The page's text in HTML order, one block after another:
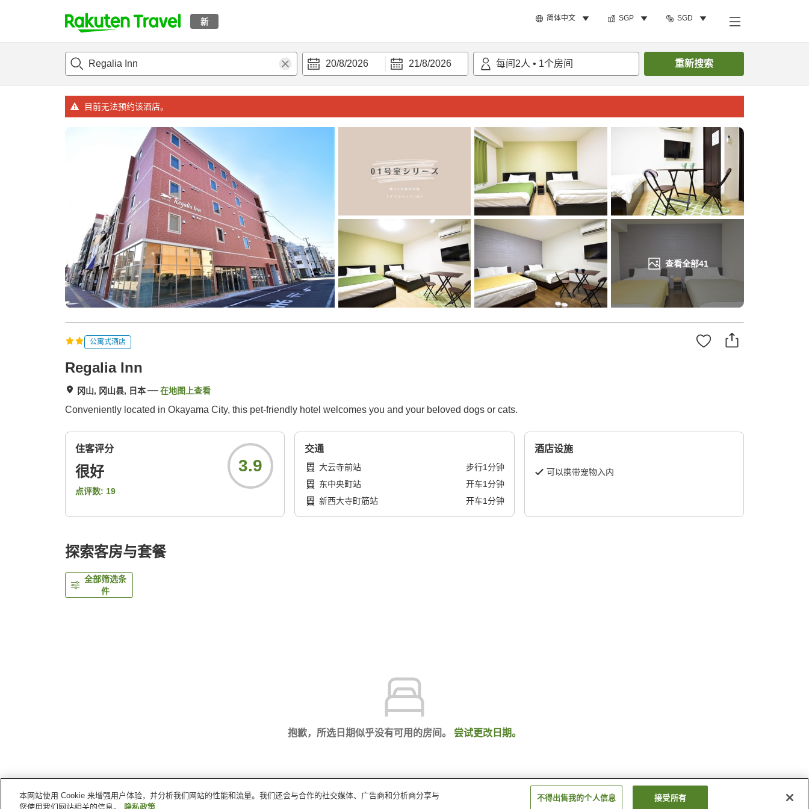
新 简体中文 SGP SGD
t
p
20/8/2026 21/8/2026 每间 2人 • 1个房间 重新搜索
目前无法预约该酒店。
查看全部41
概况 客房及住宿套餐 搜索客房
公寓式酒店
Regalia Inn
冈山, 冈山县, 日本 在地图上查看
Conveniently located in Okayama City, this pet-friendly hotel welcomes you and your beloved dogs or cats.
住客评分
很好
点评数: 19
3.9
交通
大云寺前站 步行1分钟
东中央町站
开车1分钟
新西大寺町筋站
开车1分钟
酒店设施
可以携带宠物入内
探索客房与套餐
全部筛选条
件
抱歉，所选日期似乎没有可用的房间。 尝试更改日期。
首页 日本 冈山县
本网站使用 Cookie 来增强用户体验，并分析我们网站的性能和流量。我们还会与合作的社交媒体、广告商和分析商分享与
您使用我们网站相关的信息。
隐私政策
不得出售我的个人信息 接受所有